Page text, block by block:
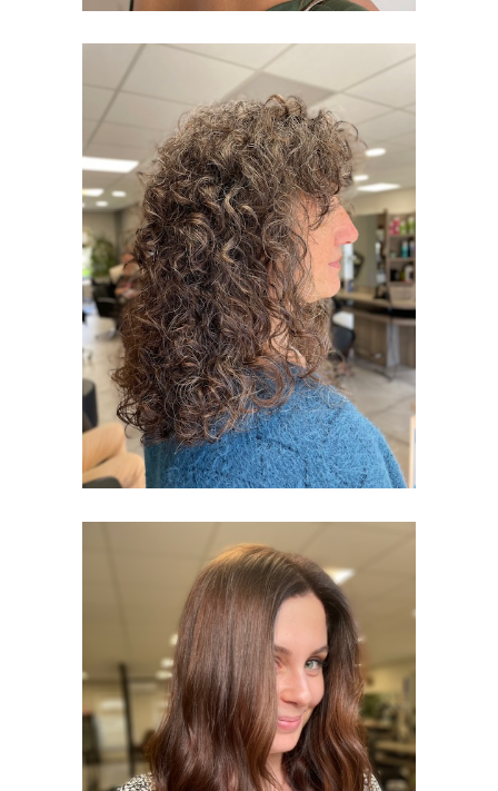
CURLY CUT
FEMMES
PATINE 3D,
GLOSS &
COLORATION